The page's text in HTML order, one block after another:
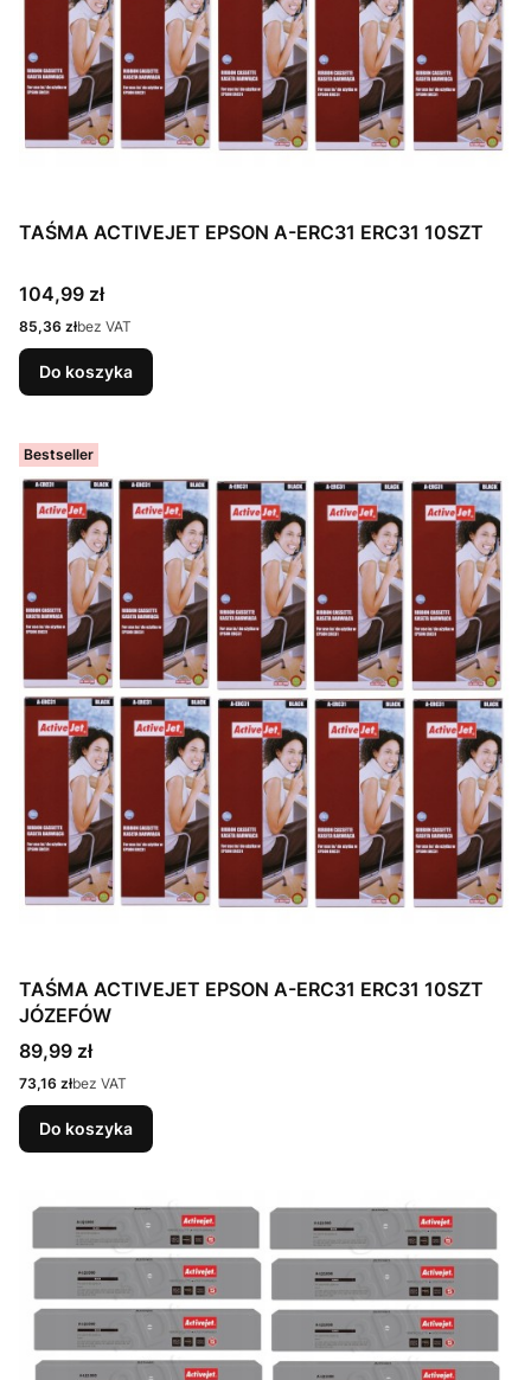
TAŚMA ACTIVEJET EPSON A-ERC31 ERC31 10SZT
Cena
104,99 zł
Cena
85,36 złbez VAT
Do koszyka
Bestseller
TAŚMA ACTIVEJET EPSON A-ERC31 ERC31 10SZT
JÓZEFÓW
Cena
89,99 zł
Cena
73,16 złbez VAT
Do koszyka